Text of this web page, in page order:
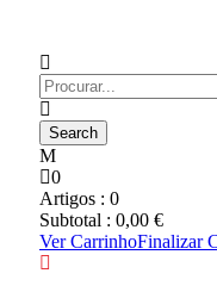
0
Artigos : 0
Subtotal : 0,00 €
Ver CarrinhoFinalizar